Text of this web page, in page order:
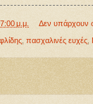
μ.μ. Δεν υπάρχουν
πασχαλινές ευχές